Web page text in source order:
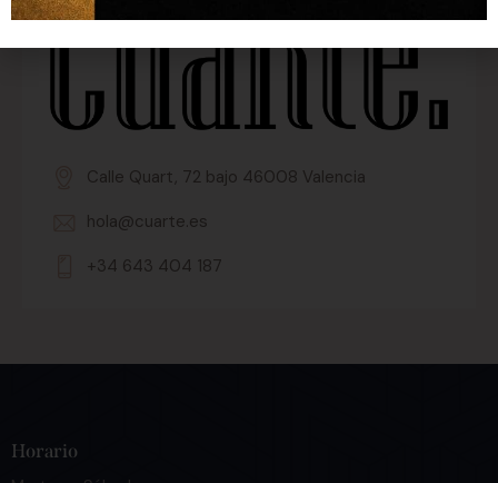
Calle Quart, 72 bajo 46008 Valencia
hola@cuarte.es
+34 643 404 187
Horario